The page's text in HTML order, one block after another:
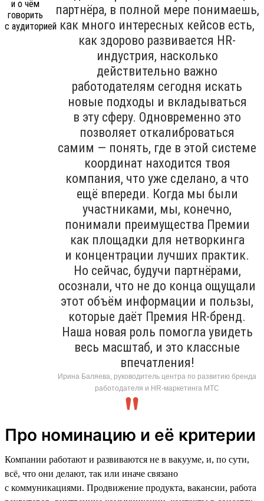
партнёра, в полной мере понимаешь,
как много интересных кейсов есть,
как здорово развивается HR-
индустрия, насколько
действительно важно
работодателям сегодня искать
новые подходы и вкладываться
в эту сферу. Одновременно это
позволяет откалиброваться
самим — понять, где в этой системе
координат находится твоя
компания, что уже сделано, а что
ещё впереди. Когда мы были
участниками, мы, конечно,
понимали преимущества Премии
как площадки для нетворкинга
и концентрации лучших практик.
Но сейчас, будучи партнёрами,
осознали, что не до конца ощущали
этот объём информации и пользы,
которые даёт Премия HR-бренд.
Наша новая роль помогла увидеть
весь масштаб, и это классные
впечатления!
Ирина Баляева, руководитель центра по развитию бренда
работодателя и HR-маркетинга МТС
Про номинацию и её критерии
Компании работают и развиваются не в вакууме, и, по сути,
всё, что они делают, так или иначе связано
с коммуникациями. Продвижение продукта, вакансии, работа